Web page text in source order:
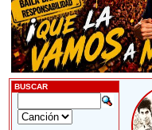
BUSCAR